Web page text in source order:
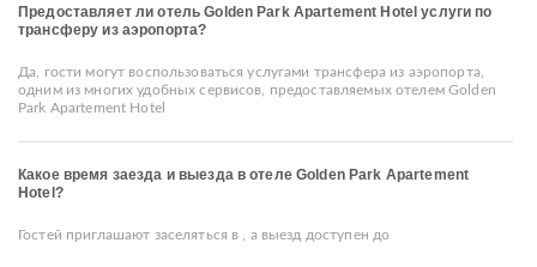
Предоставляет ли отель Golden Park Apartement Hotel услуги по
трансферу из аэропорта?
Да, гости могут воспользоваться услугами трансфера из аэропорта,
одним из многих удобных сервисов, предоставляемых отелем Golden
Park Apartement Hotel
Какое время заезда и выезда в отеле Golden Park Apartement
Hotel?
Гостей приглашают заселяться в , а выезд доступен до